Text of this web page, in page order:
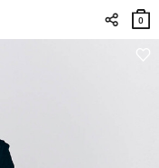
장바
구니
0